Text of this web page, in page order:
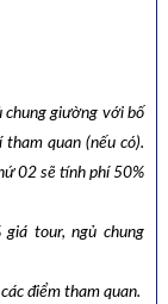
chung giường với bố
quan (nếu có).
02 sẽ tính phí 50%
tour, ngủ chung
điểm tham quan.